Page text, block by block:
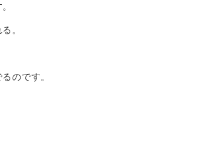
。
のです。